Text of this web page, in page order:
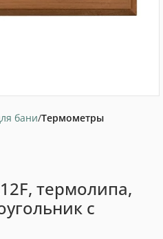
бани Термометры
термолипа,
с